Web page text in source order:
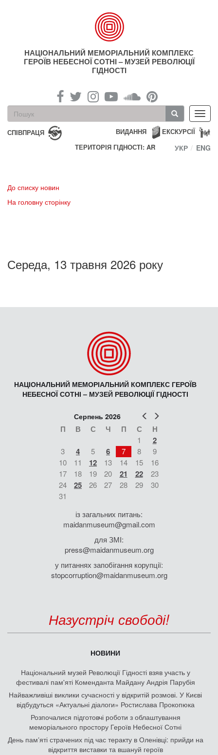
НАЦІОНАЛЬНИЙ МЕМОРІАЛЬНИЙ КОМПЛЕКС
ГЕРОЇВ НЕБЕСНОЇ СОТНІ – МУЗЕЙ РЕВОЛЮЦІЇ
ГІДНОСТІ
Пошукова
форма
Пошук
СПІВПРАЦЯ ЕКСКУРСІЇ
ВИДАННЯ
ТЕРИТОРІЯ ГІДНОСТІ: AR
УКР ENG
До списку новин
На головну сторінку
Середа, 13 травня 2026 року
НАЦІОНАЛЬНИЙ МЕМОРІАЛЬНИЙ КОМПЛЕКС ГЕРОЇВ
НЕБЕСНОЇ СОТНІ – МУЗЕЙ РЕВОЛЮЦІЇ ГІДНОСТІ
Попер
Серпень 2026
П В С Ч П С Н
1 2
3 4 5 6 7 8
9
10
11 12 13 14 15
16
17
18 19 20 21 22
23
24
25 26 27 28 29
30
31
із загальних питань:
maidanmuseum@gmail.com
для ЗМІ:
press@maidanmuseum.org
у питаннях запобігання корупції:
stopcorruption@maidanmuseum.org
Назустріч свободі!
НОВИНИ
Національний музей Революції Гідності взяв участь у
фестивалі пам'яті Коменданта Майдану Андрія Парубія
Найважливіші виклики сучасності у відкритій розмові. У Києві
відбудуться «Актуальні діалоги» Ростислава Прокопюка
Розпочалися підготовчі роботи з облаштування
меморіального простору Героїв Небесної Сотні
День памʼяті страчених під час теракту в Оленівці: прийди на
відкриття виставки та вшануй героїв